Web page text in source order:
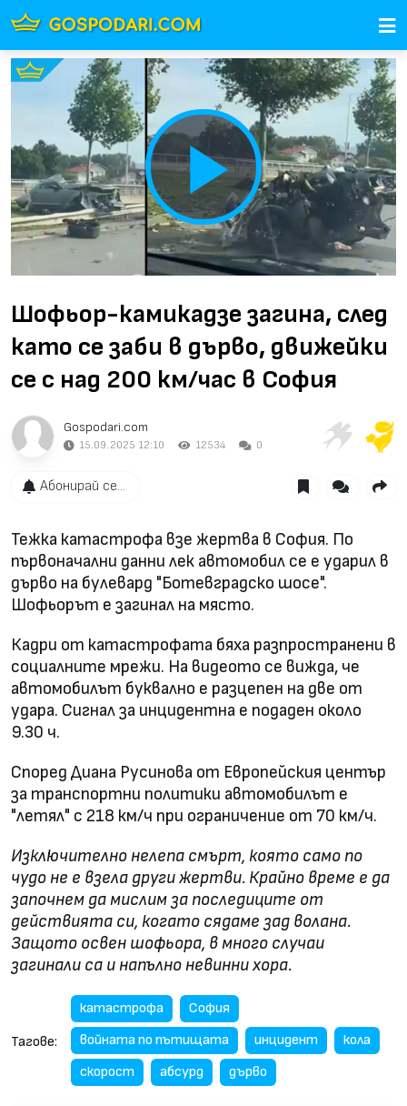
Play
Video
Шофьор-камикадзе загина, след
като се заби в дърво, движейки
се с над 200 км/час в София
Gospodari.com
15.09.2025 12:10 12534 0
Абонирай се...
Тежка катастрофа взе жертва в София. По
първоначални данни лек автомобил се е ударил в
дърво на булевард "Ботевградско шосе".
Шофьорът е загинал на място.
Кадри от катастрофата бяха разпространени в
социалните мрежи. На видеото се вижда, че
автомобилът буквално е разцепен на две от
удара. Сигнал за инцидентна е подаден около
9.30 ч.
Според Диана Русинова от Европейския център
за транспортни политики автомобилът е
"летял" с 218 км/ч при ограничение от 70 км/ч.
Изключително нелепа смърт, която само по
чудо не е взела други жертви. Крайно време е да
започнем да мислим за последиците от
действията си, когато сядаме зад волана.
Защото освен шофьора, в много случаи
загинали са и напълно невинни хора.
Тагове:
катастрофа
София
войната по пътищата
инцидент
кола
скорост
абсурд дърво